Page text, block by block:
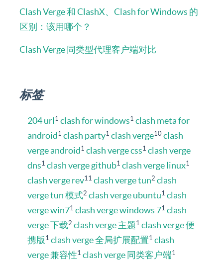
Clash Verge 和 ClashX、Clash for Windows 的
区别：该用哪个？
Clash Verge 同类型代理客户端对比
标签
204 url 1 clash for windows1 clash meta for
android1 clash party1 clash verge10 clash
verge android1 clash verge css1 clash verge
dns1 clash verge github1 clash verge linux1
clash verge rev11 clash verge tun2 clash
verge tun 模式2 clash verge ubuntu1 clash
verge win71 clash verge windows 71 clash
verge 下载2 clash verge 主题1 clash verge 便
携版 1 clash verge 全局扩展配置1 clash
verge 兼容性1 clash verge 同类客户端1